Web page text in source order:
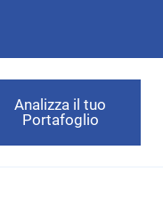
Analizza il tuo
Portafoglio